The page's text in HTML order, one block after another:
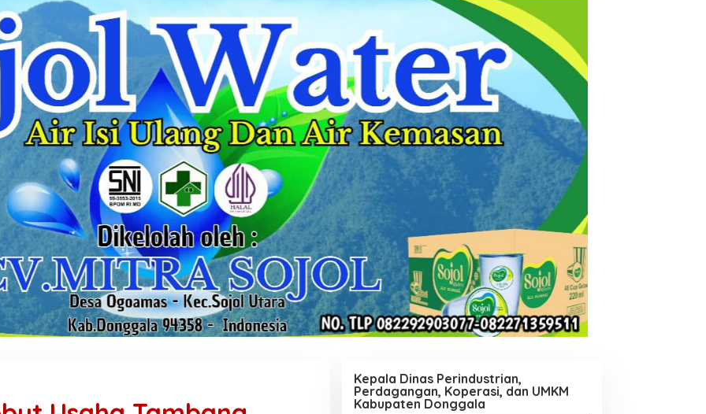
Kepala Dinas Perindustrian,
Perdagangan, Koperasi, dan UMKM
Kabupaten Donggala